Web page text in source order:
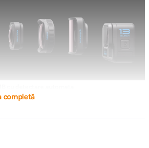
cu obiectivele din seria HB, care va permit
pentru diverse tipuri de fotografii speciale.
adauga efecte de blur de miscare si va permit
completă